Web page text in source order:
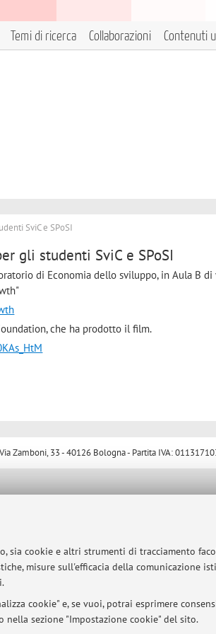
sia cookie e altri strumenti di tracciamento
misure sull'efficacia della comunicazione
cookie" e, se vuoi, potrai esprimere
sezione "Impostazione cookie" del sito.
Temi di ricerca Collaborazioni Contenuti
SviC e SPoSI
gli studenti SviC e SPoSI
di Economia dello sviluppo, in Aula B di
che ha prodotto il film.
Zamboni, 33 - 40126 Bologna - Partita IVA: